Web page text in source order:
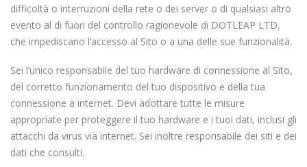
difficoltà o interruzioni della rete o dei server o di qualsiasi altro
evento al di fuori del controllo ragionevole di DOTLEAP LTD,
che impediscano l’accesso al Sito o a una delle sue funzionalità.
Sei l’unico responsabile del tuo hardware di connessione al Sito,
del corretto funzionamento del tuo dispositivo e della tua
connessione a internet. Devi adottare tutte le misure
appropriate per proteggere il tuo hardware e i tuoi dati, inclusi gli
attacchi da virus via internet. Sei inoltre responsabile dei siti e dei
dati che consulti.